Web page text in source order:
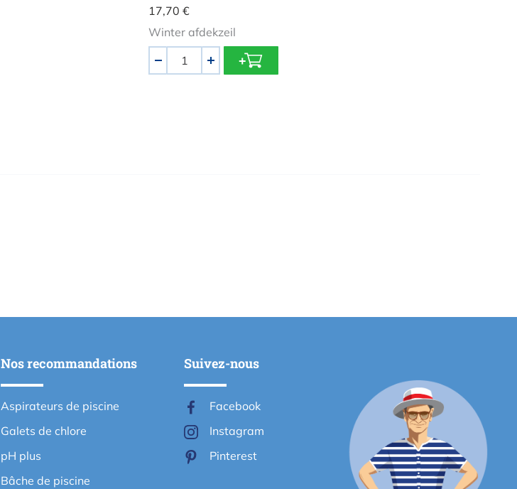
17,70 €
Winter afdekzeil
Quantité
+
Nos recommandations
Aspirateurs de piscine
Galets de chlore
pH plus
Bâche de piscine
Suivez-nous
Facebook
Instagram
Pinterest